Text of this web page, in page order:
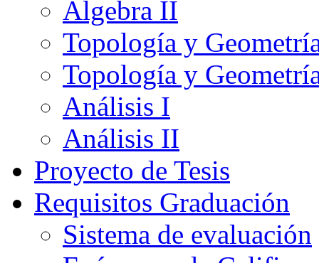
Álgebra II
Topología y
Topología y
Análisis I
Análisis II
Proyecto de Tesis
Requisitos Graduación
Sistema de evaluación